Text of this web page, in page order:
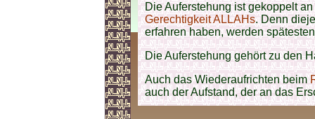
Die Auferstehung ist gekoppelt
GerechtigkeitALLAHs. Denn
erfahren haben, werden
Die Auferstehung gehört zu den
Auch das Wiederaufrichten beim
auch der Aufstand, der an das